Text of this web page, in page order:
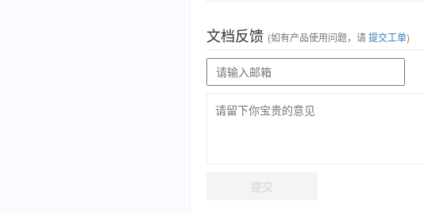
文档反馈 (如有产品使用问题，请提交工单)
提交